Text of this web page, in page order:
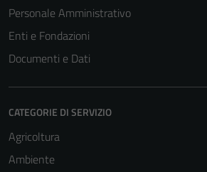
Personale Amministrativo
Enti e Fondazioni
Documenti e Dati
CATEGORIE DI SERVIZIO
Agricoltura
Ambiente